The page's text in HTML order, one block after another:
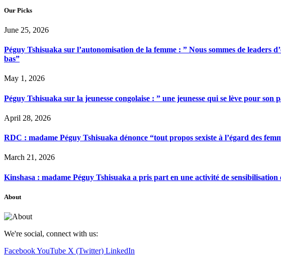
Our Picks
June 25, 2026
Péguy Tshisuaka sur l’autonomisation de la femme : ” Nous sommes de
bas”
May 1, 2026
Péguy Tshisuaka sur la jeunesse congolaise : ” une jeunesse qui se lève pour son
April 28, 2026
RDC : madame Péguy Tshisuaka dénonce “tout propos sexiste à l’égard des
March 21, 2026
Kinshasa : madame Péguy Tshisuaka a pris part en une activité de sensibilisation
About
We're social, connect with us:
FacebookYouTube X (Twitter) LinkedIn